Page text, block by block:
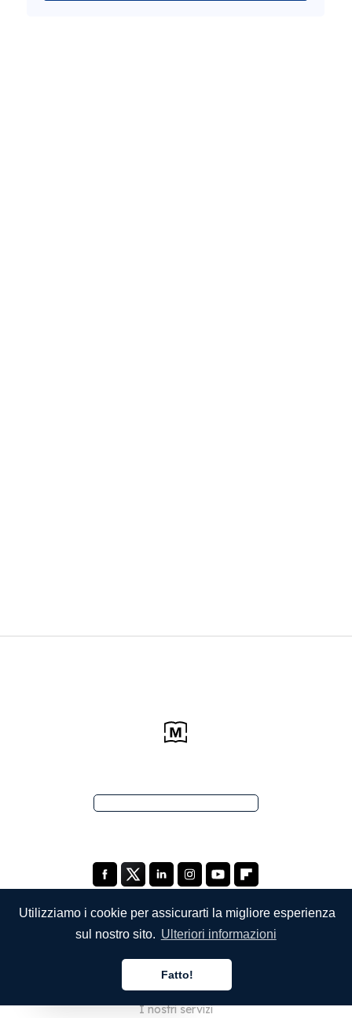
Utilizziamo i cookie per assicurarti la migliore esperienza
sul nostro sito. Ulteriori informazioni
Fatto!
Chi siamo
I nostri servizi
Italiano